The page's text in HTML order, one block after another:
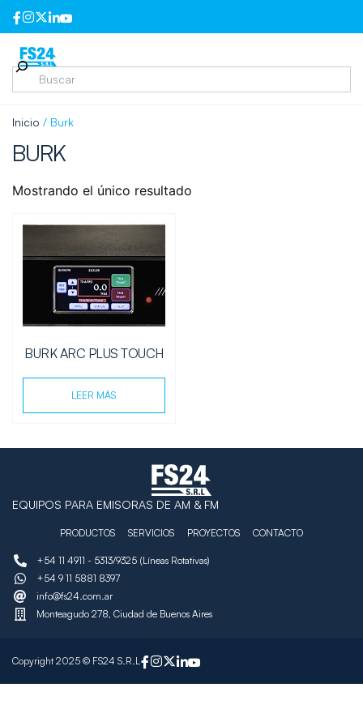
Inicio / Burk
BURK
Mostrando el único resultado
BURK ARC PLUS TOUCH
LEER MÁS
EQUIPOS PARA EMISORAS DE AM & FM
PRODUCTOS SERVICIOS PROYECTOS CONTACTO
+54 11 4911 - 5313/9325 (Líneas Rotativas)
+54 9 11 5881 8397
info@fs24.com.ar
Monteagudo 278, Ciudad de Buenos Aires
Copyright 2025 © FS24 S.R.L